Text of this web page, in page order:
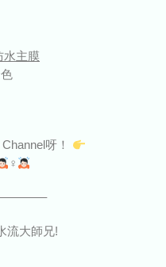
水主膜
呀！
‍♀‍
流大師兄!